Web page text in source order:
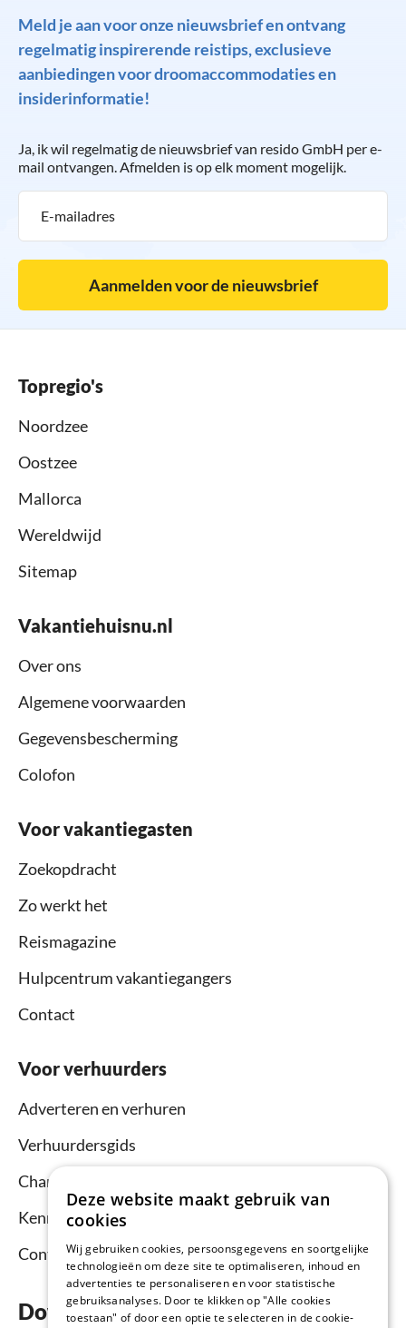
Meld je aan voor onze nieuwsbrief en ontvang
regelmatig inspirerende reistips, exclusieve
aanbiedingen voor droomaccommodaties en
insiderinformatie!
Ja, ik wil regelmatig de nieuwsbrief van resido GmbH per e-
mail ontvangen. Afmelden is op elk moment mogelijk.
Aanmelden voor de nieuwsbrief
Topregio's
Noordzee
Oostzee
Mallorca
Wereldwijd
Sitemap
Vakantiehuisnu.nl
Over ons
Algemene voorwaarden
Gegevensbescherming
Colofon
Voor vakantiegasten
Zoekopdracht
Zo werkt het
Reismagazine
Hulpcentrum vakantiegangers
Contact
Voor verhuurders
Adverteren en verhuren
Verhuurdersgids
Channel Manager
Kennisbank verhuurders
Contact
Download nu de app
Deze website maakt gebruik van
cookies
Wij gebruiken cookies, persoonsgegevens en soortgelijke
technologieën om deze site te optimaliseren, inhoud en
advertenties te personaliseren en voor statistische
gebruiksanalyses. Door te klikken op "Alle cookies
toestaan" of door een optie te selecteren in de cookie-